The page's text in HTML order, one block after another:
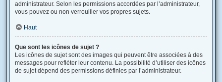
administrateur. Selon les permissions accordées par l’administrateur,
vous pouvez ou non verrouiller vos propres sujets.
Haut
Que sont les icônes de sujet ?
Les icônes de sujet sont des images qui peuvent être associées à des
messages pour refléter leur contenu. La possibilité d’utiliser des icônes
de sujet dépend des permissions définies par l’administrateur.